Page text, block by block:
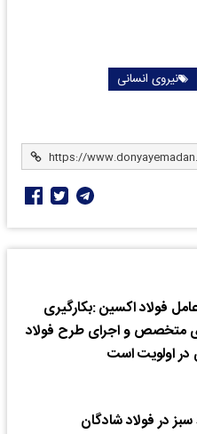
نیروی انسانی
فولاد اکسین :بکارگیری
متخصص و اجرای طرح فولاد
در اولویت است
سبز در فولاد شادگان